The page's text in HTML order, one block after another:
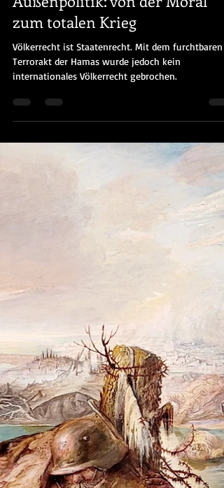
Marcus Schütz
2. Nov. 2023
3 Min. Lesezeit
Außenpolitik: von der Moral
zum totalen Krieg
Terrorakt der Hamas wurde jedoch kein
internationales Völkerrecht gebrochen.